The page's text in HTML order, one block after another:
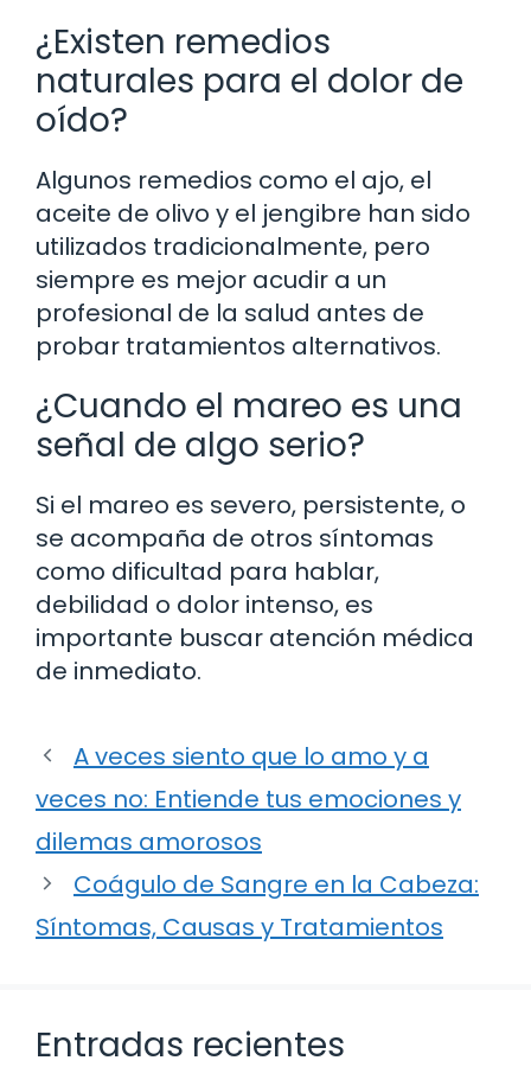
¿Existen remedios
naturales para el dolor de
oído?
Algunos remedios como el ajo, el
aceite de olivo y el jengibre han sido
utilizados tradicionalmente, pero
siempre es mejor acudir a un
profesional de la salud antes de
probar tratamientos alternativos.
¿Cuando el mareo es una
señal de algo serio?
Si el mareo es severo, persistente, o
se acompaña de otros síntomas
como dificultad para hablar,
debilidad o dolor intenso, es
importante buscar atención médica
de inmediato.
A veces siento que lo amo y a
veces no: Entiende tus emociones y
dilemas amorosos
Coágulo de Sangre en la Cabeza:
Síntomas, Causas y Tratamientos
Entradas recientes